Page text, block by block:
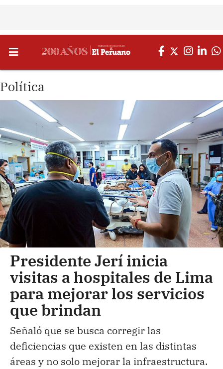
Política
Presidente Jerí inicia
visitas a hospitales de Lima
para mejorar los servicios
que brindan
Señaló que se busca corregir las
deficiencias que existen en las distintas
áreas y no solo mejorar la infraestructura.